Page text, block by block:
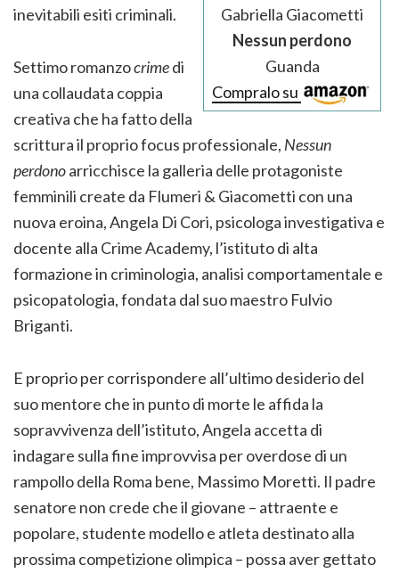
Gabriella Giacometti
Nessun perdono
Guanda
Compralo su
inevitabili esiti criminali.
Settimo romanzocrimedi
una collaudata coppia
creativa che ha fatto della
scrittura il proprio focus professionale, Nessun
perdonoarricchisce la galleria delle protagoniste
femminili create da Flumeri & Giacometti con una
nuova eroina, Angela Di Cori, psicologa investigativa e
docente alla Crime Academy, l’istituto di alta
formazione in criminologia, analisi comportamentale e
psicopatologia, fondata dal suo maestro Fulvio
Briganti.
E proprio per corrispondere all’ultimo desiderio del
suo mentore che in punto di morte le affida la
sopravvivenza dell’istituto, Angela accetta di
indagare sulla fine improvvisa per overdose di un
rampollo della Roma bene, Massimo Moretti. Il padre
senatore non crede che il giovane – attraente e
popolare, studente modello e atleta destinato alla
prossima competizione olimpica – possa aver gettato